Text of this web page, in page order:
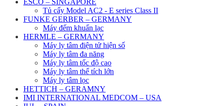
ESCO – SINGAPORE
Tủ cấy Model AC2 - E series Class II
FUNKE GERBER – GERMANY
Máy đếm khuẩn lạc
HERMLE – GERMANY
Máy ly tâm điện tử hiện số
Máy ly tâm đa năng
Máy ly tâm tốc độ cao
Máy ly tâm thể tích lớn
Máy ly tâm lọc
HETTICH – GERAMNY
IMI INTERNATIONAL MEDCOM – USA